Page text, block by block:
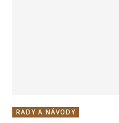
RADY A NÁVODY